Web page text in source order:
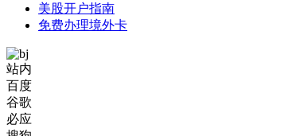
美股开户指南
免费办理境外卡
站内
百度
谷歌
必应